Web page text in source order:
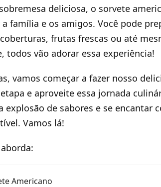
deliciosa, o sorvete
família e os amigos. Você pode
frutas frescas ou até
todos vão adorar essa experiência!
vamos começar a fazer nosso
e aproveite essa jornada
explosão de sabores e se encantar
Vamos lá!
Americano